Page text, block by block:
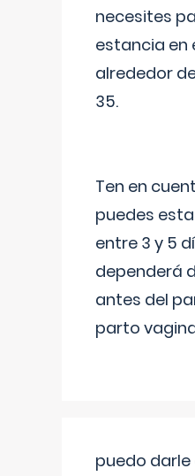
necesites
estancia en
alrededor
35.
Ten en
puedes
entre 3 y 5
dependerá
antes del
parto
puedo